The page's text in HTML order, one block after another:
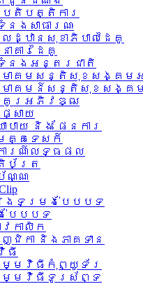
តិបត្តិការ
នង​សាធារណៈ
ដ្ឋានសុខាភិបាលដៃគូ
ាគារដៃគូ
នង​អន្តរ​ជាតិ
មាគមសន្តិសុខសង្គម
ាគមន៍សន្តិសុខសង្គមអ
ៃគូរអភិវឌ្ឍ
ផ្សាយ
បាយ និង ផែនការ
មគ្គទេសក៍
ារណ៍លទ្ធផល
ប័ត្រ
ណ្ណ
ទម្រង់បែបបទ
បែបបទ
វកាលិក
ជិកា និងភាគទាន
ធី
ម្មវិធីកុំព្យូទ័រ
ម្មវិធីទូរស័ព្ទ